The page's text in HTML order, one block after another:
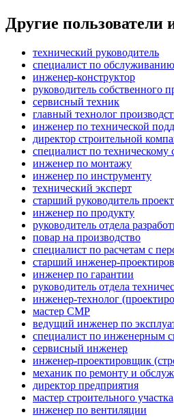
Другие пользователи
технический руководитель
специалист по обслуживанию
инженер-конструктор
руководитель собственного
сервисный техник
главный технолог
инженер по технической
директор строительной
специалист по
инженер по монтажу
инженер по инструменту
технический эксперт
старший руководитель
инженер по продукту
руководитель отдела
повар на производство
специалист по расчетам с
старший инженер-
инженер по гарантии
руководитель отдела
инженер-технолог
мастер СМР
ведущий инженер по
специалист по инженерным
сервисный инженер
инженер-проектировщик
механик по ремонту и
директор предприятия
мастер строительного участка
инженер по вентиляции